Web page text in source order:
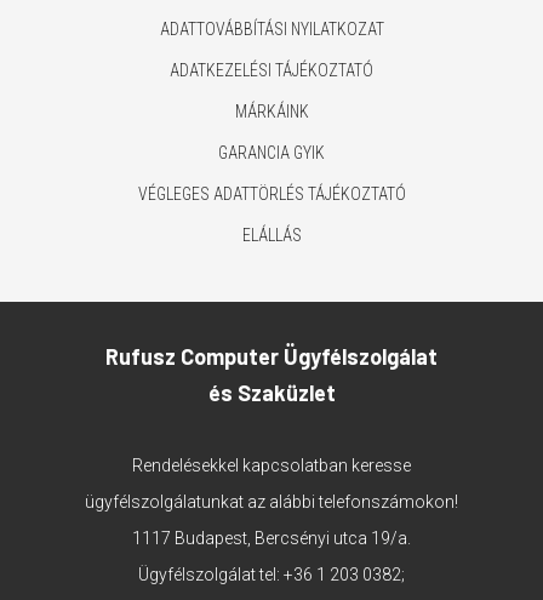
ADATTOVÁBBÍTÁSI NYILATKOZAT
ADATKEZELÉSI TÁJÉKOZTATÓ
MÁRKÁINK
GARANCIA GYIK
VÉGLEGES ADATTÖRLÉS TÁJÉKOZTATÓ
ELÁLLÁS
Rufusz Computer Ügyfélszolgálat
és Szaküzlet
Rendelésekkel kapcsolatban keresse
ügyfélszolgálatunkat az alábbi telefonszámokon!
1117 Budapest, Bercsényi utca 19/a.
Ügyfélszolgálat tel: +36 1 203 0382;